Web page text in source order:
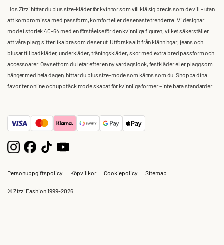
Hos Zizzi hittar du plus size-kläder för kvinnor som vill klä sig precis som de vill – utan
att kompromissa med passform, komfort eller de senaste trenderna. Vi designar
mode i storlek 40-64 med en förståelse för den kvinnliga figuren, vilket säkerställer
att våra plagg sitter lika bra som de ser ut. Utforska allt från klänningar, jeans och
blusar till badkläder, underkläder, träningskläder, skor med extra bred passform och
accessoarer. Oavsett om du letar efter en ny vardagslook, festkläder eller plagg som
hänger med hela dagen, hittar du plus size-mode som känns som du. Shoppa dina
favoriter online och upptäck mode skapat för kvinnliga former – inte bara standarder.
Personuppgiftspolicy Köpvillkor Cookiepolicy Sitemap
© Zizzi Fashion 1999-2026